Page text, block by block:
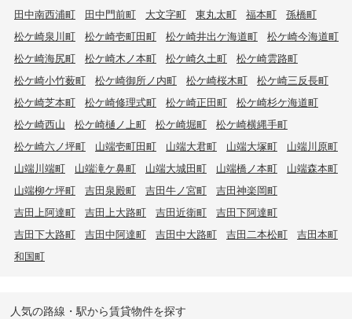
田中南西浦町
田中門前町 大文字町 東丸太町 福本町
孫橋町
松ケ崎泉川町
松ケ崎壱町田町 松ケ崎井出ケ海道町
松ケ崎今海道町
松ケ崎海尻町
松ケ崎木ノ本町 松ケ崎久土町
松ケ崎雲路町
松ケ崎小竹薮町
松ケ崎御所ノ内町 松ケ崎桜木町
松ケ崎三反長町
松ケ崎芝本町
松ケ崎修理式町 松ケ崎正田町
松ケ崎杉ケ海道町
松ケ崎西山
松ケ崎樋ノ上町 松ケ崎堀町
松ケ崎横縄手町
松ケ崎六ノ坪町
山端壱町田町 山端大君町 山端大塚町
山端川原町
山端川端町
山端滝ケ鼻町 山端大城田町 山端橋ノ本町
山端森本町
山端柳ケ坪町
吉田泉殿町 吉田牛ノ宮町
吉田神楽岡町
吉田上阿達町
吉田上大路町 吉田近衛町
吉田下阿達町
吉田下大路町
吉田中阿達町 吉田中大路町 吉田二本松町
吉田本町
和国町
人気の路線・駅から賃貸物件を探す